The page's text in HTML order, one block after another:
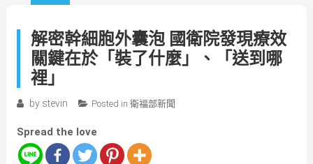
解密幹細胞外囊泡 國衛院發現療效
關鍵在於「裝了什麼」、「送到哪
裡」
by stevin Posted in 衛福部新聞
Spread the love